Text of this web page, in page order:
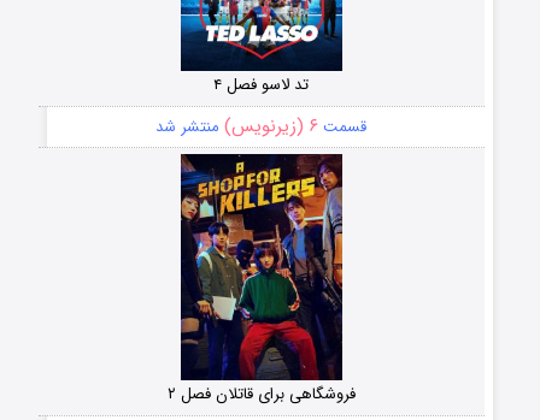
تد لاسو فصل ۴
قسمت ۶ (زیرنویس) منتشر شد
فروشگاهی برای قاتلان فصل ۲